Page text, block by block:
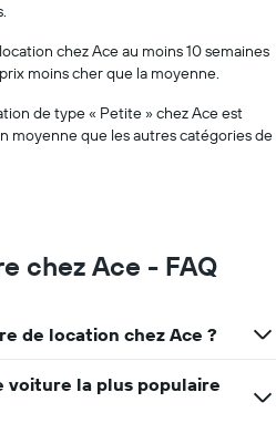
chez Ace au moins 10 semaines
moins cher que la moyenne.
de type « Petite » chez Ace est
moyenne que les autres catégories de
chez Ace - FAQ
de location chez Ace ?
voiture la plus populaire